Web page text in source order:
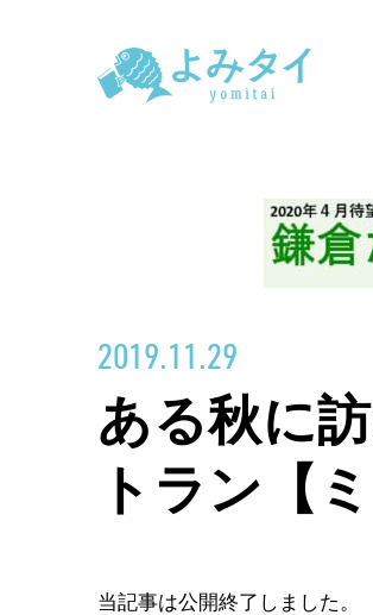
2019.11.29
ある秋に
トラン【
当記事は公開終了しました。